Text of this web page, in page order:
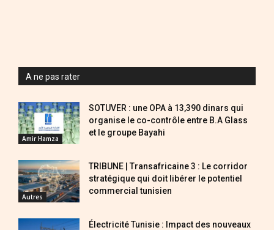
A ne pas rater
Amir Hamza
SOTUVER : une OPA à 13,390 dinars qui
organise le co-contrôle entre B.A Glass
et le groupe Bayahi
Autres
TRIBUNE | Transafricaine 3 : Le corridor
stratégique qui doit libérer le potentiel
commercial tunisien
Électricité Tunisie : Impact des nouveaux